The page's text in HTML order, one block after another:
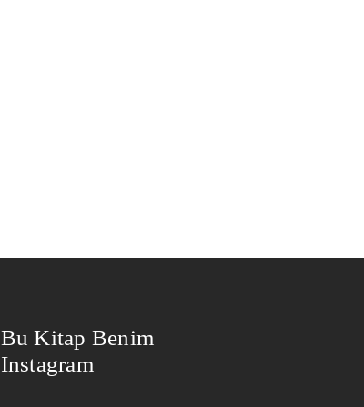
Bu Kitap Benim
Instagram